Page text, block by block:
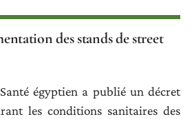
des stands de street
égyptien a publié un décret
les conditions sanitaires des